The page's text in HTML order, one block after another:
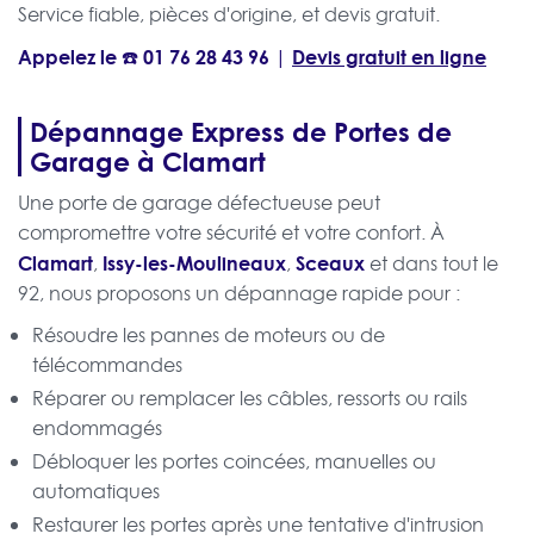
Service fiable, pièces d'origine, et devis gratuit.
Appelez le ☎️01 76 28 43 96 | Devis gratuit en ligne
Dépannage Express de Portes de
Garage à Clamart
Une porte de garage défectueuse peut
compromettre votre sécurité et votre confort. À
Clamart, Issy-les-Moulineaux, Sceaux et dans tout le
92, nous proposons un dépannage rapide pour :
Résoudre les pannes de moteurs ou de
télécommandes
Réparer ou remplacer les câbles, ressorts ou rails
endommagés
Débloquer les portes coincées, manuelles ou
automatiques
Restaurer les portes après une tentative d'intrusion